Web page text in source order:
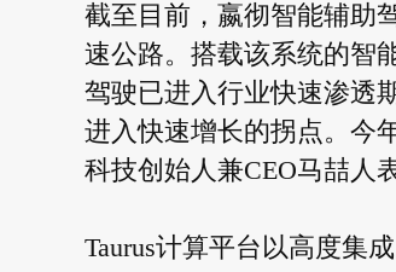
截至目前，嬴彻智能辅助
速公路。搭载该系统的智
驾驶已进入行业快速渗透
进入快速增长的拐点。今
科技创始人兼CEO马喆人
Taurus计算平台以高度集